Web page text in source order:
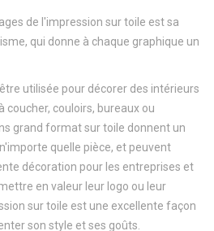
de l'impression sur toile est sa
qui donne à chaque graphique un
utilisée pour décorer des intérieurs
coucher, couloirs, bureaux ou
grand format sur toile donnent un
quelle pièce, et peuvent
décoration pour les entreprises et
en valeur leur logo ou leur
sur toile est une excellente façon
son style et ses goûts.